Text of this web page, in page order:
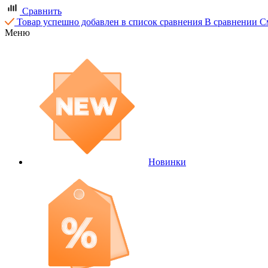
Сравнить
Товар успешно добавлен в список сравнения В сравнении
Меню
Новинки